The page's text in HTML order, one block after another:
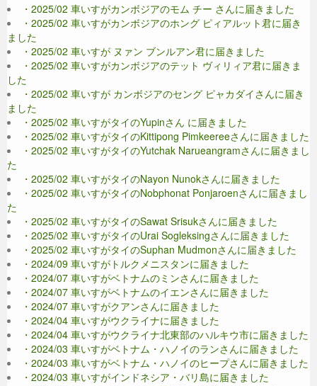
・2025/02 車いすがカンボジアのモム チー さんに届きました
・2025/02 車いすがカンボジアのホング ピィアルット君に届き
ました
・2025/02 車いすが ヌァン ブンルアン君に届きました
・2025/02 車いすがカンボジアのテット ヴィリィア君に届きま
した
・2025/02 車いすが カンボジアのセング ピャカダイさんに届き
ました
・2025/02 車いすがタイのYupinさん に届きました
・2025/02 車いすがタイのKittipong Pimkeereeさんに届きました
・2025/02 車いすがタイのYutchak Narueangramさんに届きまし
た
・2025/02 車いすがタイのNayon Nunokさんに届きました
・2025/02 車いすがタイのNobphonat Ponjaroenさんに届きまし
た
・2025/02 車いすがタイのSawat Srisukさんに届きました
・2025/02 車いすがタイのUrai Sogleksingさんに届きました
・2025/02 車いすがタイのSuphan Mudmonさんに届きました
・2024/09 車いすがトルクメニスタンに届きました
・2024/07 車いすがベトナムのミンさんに届きました
・2024/07 車いすがベトナムのイエンさんに届きました
・2024/07 車いすがクアンさんに届きました
・2024/04 車いすがウクライナに届きました
・2024/04 車いすがウクライナ北東部のハルキウ市に届きました
・2024/03 車いすがベトナム・ハノイのランさんに届きました
・2024/03 車いすがベトナム・ハノイのヒープさんに届きました
・2024/03 車いすがインドネシア・バリ島に届きました